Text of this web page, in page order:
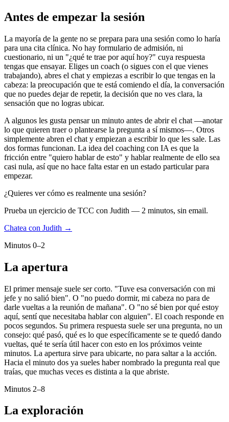
Antes de empezar la sesión
La mayoría de la gente no se prepara para una sesión como lo haría
para una cita clínica. No hay formulario de admisión, ni
cuestionario, ni un "¿qué te trae por aquí hoy?" cuya respuesta
tengas que ensayar. Eliges un coach (o sigues con el que vienes
trabajando), abres el chat y empiezas a escribir lo que tengas en la
cabeza: la preocupación que te está comiendo el día, la conversación
que no puedes dejar de repetir, la decisión que no ves clara, la
sensación que no logras ubicar.
A algunos les gusta pensar un minuto antes de abrir el chat —anotar
lo que quieren traer o plantearse la pregunta a sí mismos—. Otros
simplemente abren el chat y empiezan a escribir lo que les sale. Las
dos formas funcionan. La idea del coaching con IA es que la
fricción entre "quiero hablar de esto" y hablar realmente de ello sea
casi nula, así que no hace falta estar en un estado particular para
empezar.
¿Quieres ver cómo es realmente una sesión?
Prueba un ejercicio de TCC con Judith — 2 minutos, sin email.
Chatea con Judith →
Minutos 0–2
La apertura
El primer mensaje suele ser corto. "Tuve esa conversación con mi
jefe y no salió bien". O "no puedo dormir, mi cabeza no para de
darle vueltas a la reunión de mañana". O "no sé bien por qué estoy
aquí, sentí que necesitaba hablar con alguien". El coach responde en
pocos segundos. Su primera respuesta suele ser una pregunta, no un
consejo: qué pasó, qué es lo que específicamente se te quedó dando
vueltas, qué te sería útil hacer con esto en los próximos veinte
minutos. La apertura sirve para ubicarte, no para saltar a la acción.
Hacia el minuto dos ya sueles haber nombrado la pregunta real que
traías, que muchas veces es distinta a la que abriste.
Minutos 2–8
La exploración